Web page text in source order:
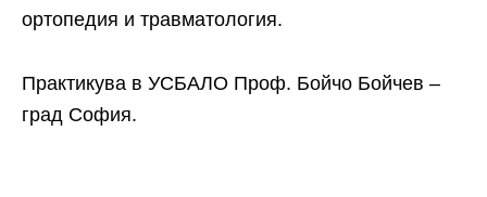
ортопедия и травматология.
Практикува в УСБАЛО Проф. Бойчо Бойчев –
град София.